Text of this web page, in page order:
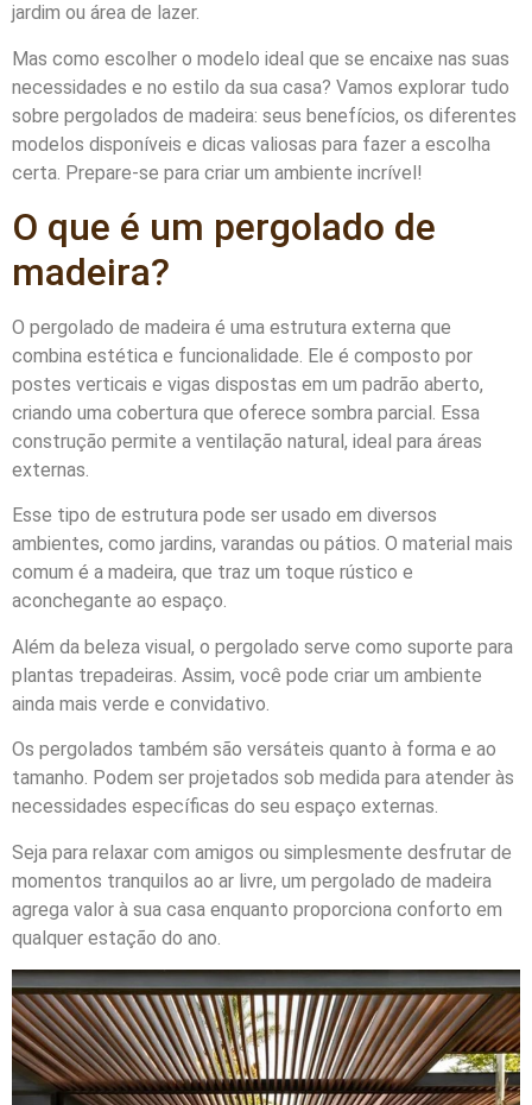
jardim ou área de lazer.
Mas como escolher o modelo ideal que se encaixe nas suas
necessidades e no estilo da sua casa? Vamos explorar tudo
sobre pergolados de madeira: seus benefícios, os diferentes
modelos disponíveis e dicas valiosas para fazer a escolha
certa. Prepare-se para criar um ambiente incrível!
O que é um pergolado de
madeira?
O pergolado de madeira é uma estrutura externa que
combina estética e funcionalidade. Ele é composto por
postes verticais e vigas dispostas em um padrão aberto,
criando uma cobertura que oferece sombra parcial. Essa
construção permite a ventilação natural, ideal para áreas
externas.
Esse tipo de estrutura pode ser usado em diversos
ambientes, como jardins, varandas ou pátios. O material mais
comum é a madeira, que traz um toque rústico e
aconchegante ao espaço.
Além da beleza visual, o pergolado serve como suporte para
plantas trepadeiras. Assim, você pode criar um ambiente
ainda mais verde e convidativo.
Os pergolados também são versáteis quanto à forma e ao
tamanho. Podem ser projetados sob medida para atender às
necessidades específicas do seu espaço externas.
Seja para relaxar com amigos ou simplesmente desfrutar de
momentos tranquilos ao ar livre, um pergolado de madeira
agrega valor à sua casa enquanto proporciona conforto em
qualquer estação do ano.